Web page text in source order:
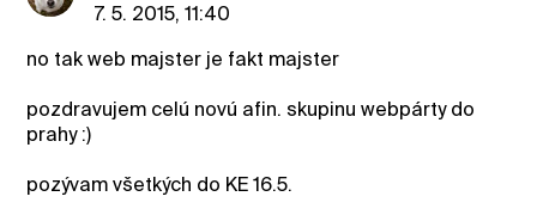
7. 5. 2015, 11:40
no tak web majster je fakt majster
pozdravujem celú novú afin. skupinu webpárty do
prahy :)
pozývam všetkých do KE 16.5.